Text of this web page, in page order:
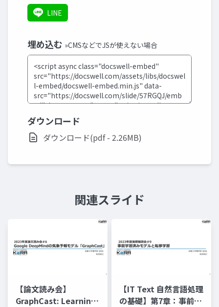
LINE
埋め込む »CMSなどでJSが使えない場合
ダウンロード
ダウンロード(pdf - 2.26MB)
関連スライド
【論文読み会】
GraphCast: Learning
【IT Text 自然言語処理
の基礎】第7章：事前学